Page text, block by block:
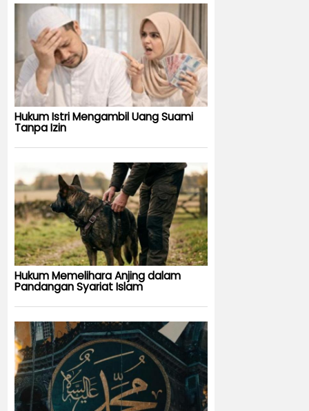
Hukum Istri Mengambil Uang Suami
Tanpa Izin
Hukum Memelihara Anjing dalam
Pandangan Syariat Islam